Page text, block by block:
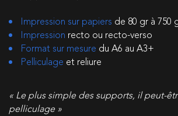
Impression sur papiers de 80 gr à 750
Impression recto ou recto-verso
Format sur mesure du A6 au A3+
Pelliculage et reliure
« Le plus simple des supports, il peut-
pelliculage »